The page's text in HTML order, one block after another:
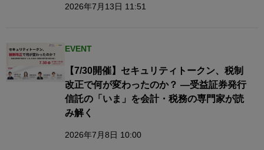
2026年7月13日 11:51
EVENT
【7/30開催】セキュリティトークン、税制
改正で何が変わったのか？ ―受益証券発行
信託の「いま」を会計・税務の専門家が読
み解く
2026年7月8日 10:00